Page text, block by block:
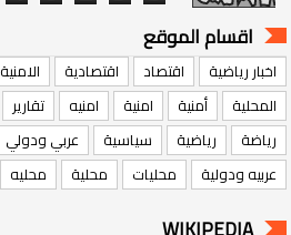
اقسام الموقع
اخبار رياضية اقتصاد اقتصادية الامنية
المحلية
أمنية امنية امنيه تقارير
رياضة
رياضية سياسية عربي ودولي
عربيه ودولية
محليات محلية محليه